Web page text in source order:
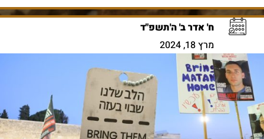
ח' אדר ב' ה'תשפ"ד
מרץ 18, 2024